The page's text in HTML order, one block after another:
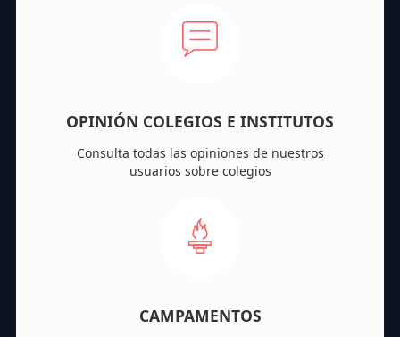
OPINIÓN COLEGIOS E INSTITUTOS
Consulta todas las opiniones de nuestros
usuarios sobre colegios
CAMPAMENTOS